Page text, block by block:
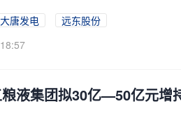
大唐发电
远东股份
粮液集团拟30亿—50亿元